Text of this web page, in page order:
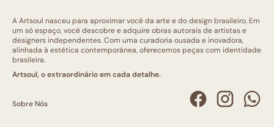
A Artsoul nasceu para aproximar você da arte e do design brasileiro. Em
um só espaço, você descobre e adquire obras autorais de artistas e
designers independentes. Com uma curadoria ousada e inovadora,
alinhada à estética contemporânea, oferecemos peças com identidade
brasileira.
Artsoul, o extraordinário em cada detalhe.
Sobre Nós